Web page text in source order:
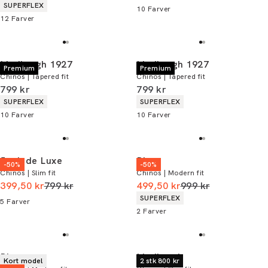
Produkt egenskaber
SUPERFLEX
12 Farver
10 Farver
Premium
Lindbergh 1927
Chinos | Tapered fit
I alt (inkl. rabat)
799 kr
Produkt egenskaber
SUPERFLEX
10 Farver
Premium
Lindbergh 1927
Chinos | Tapered fit
I alt (inkl. rabat)
799 kr
Produkt egenskaber
SUPERFLEX
10 Farver
-50%
Junk de Luxe
Chinos | Slim fit
399,50 krI alt (uden rabat)
799 kr
5 Farver
-50%
Bison
Chinos | Modern fit
499,50 krI alt (uden rabat)
999 kr
Produkt egenskaber
SUPERFLEX
2 Farver
Kort model
Bison 2 stk 800 kr
Lindbergh